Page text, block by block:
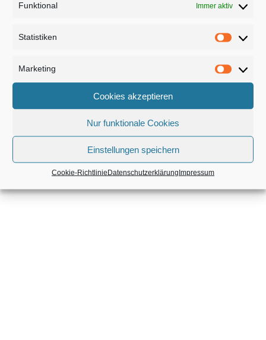
Funktional Immer aktiv
Statistiken
Marketing
Cookies akzeptieren
Nur funktionale Cookies
Einstellungen speichern
Cookie-RichtlinieDatenschutzerklärungImpressum